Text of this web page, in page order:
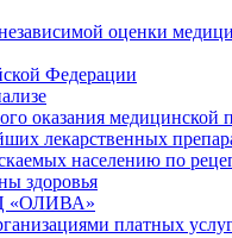
оценки
Федерации
оказания медицинской
лекарственных
населению по
здоровья
«ОЛИВА»
платных